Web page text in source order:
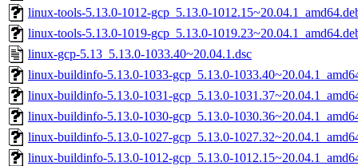
linux-tools-5.13.0-1012-gcp_5.13.0-
linux-tools-5.13.0-1019-gcp_5.13.0-
linux-gcp-5.13_5.13.0-1033.40~20.04.1.dsc
linux-buildinfo-5.13.0-1033-gcp_5.13.0-
linux-buildinfo-5.13.0-1031-gcp_5.13.0-
linux-buildinfo-5.13.0-1030-gcp_5.13.0-
linux-buildinfo-5.13.0-1027-gcp_5.13.0-
linux-buildinfo-5.13.0-1012-gcp_5.13.0-